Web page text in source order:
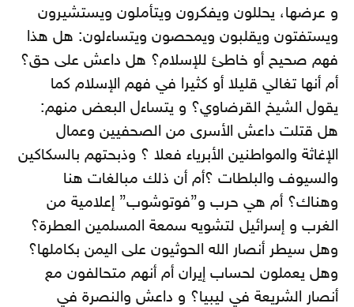
و عرضها، يحللون ويفكرون ويتأملون ويستشيرون
ويستفتون ويقلبون ويمحصون ويتساءلون: هل هذا
فهم صحيح أو خاطئ للإسلام؟ هل داعش على حق؟
أم أنها تغالي قليلا أو كثيرا في فهم الإسلام كما
يقول الشيخ القرضاوي؟ و يتساءل البعض منهم:
هل قتلت داعش الأسرى من الصحفيين وعمال
الإغاثة والمواطنين الأبرياء فعلا ؟ وذبحتهم بالسكاكين
والسيوف والبلطات ؟أم أن ذلك مبالغات هنا
وهناك؟ أم هي حرب و”فوتوشوب” إعلامية من
الغرب و إسرائيل لتشويه سمعة المسلمين العطرة؟
وهل سيطر أنصار الله الحوثيون على اليمن بكاملها؟
وهل يعملون لحساب إيران أم أنهم متحالفون مع
أنصار الشريعة في ليبيا؟ و داعش والنصرة في